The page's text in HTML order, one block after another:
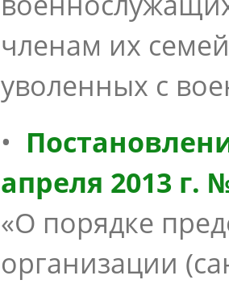
членам их
уволенных с
•
апреля 2013 г.
«О порядке
организации